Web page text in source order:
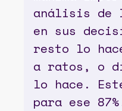
análisis de
en sus
resto lo
a ratos, o
lo hace.
para ese